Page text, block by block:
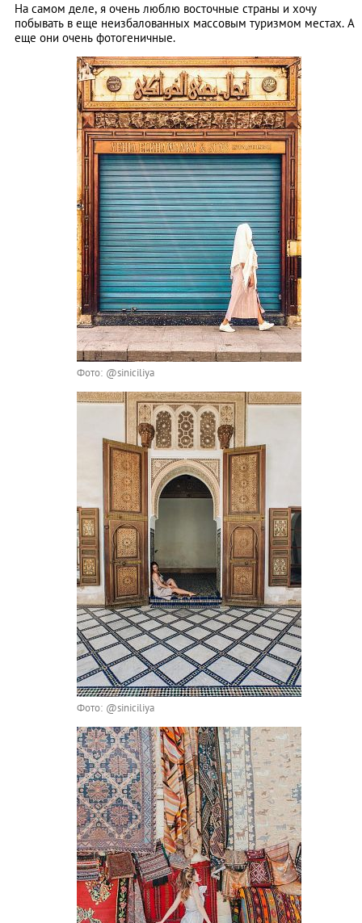
На самом деле, я очень люблю восточные страны и хочу
побывать в еще неизбалованных массовым туризмом местах. А
еще они очень фотогеничные.
Фото: @siniciliya
Фото: @siniciliya